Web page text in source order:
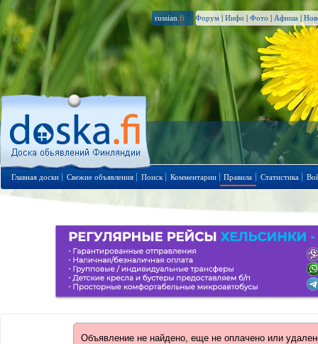
russian .fi Форум | Инфо | Фото | Афиша |
Главная доски Свежие объявления Поиск Комментарии Правила Статистика
Объявление не найдено, еще не оплачено или